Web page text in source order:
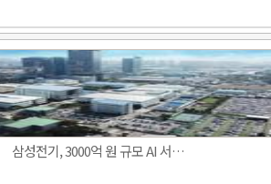
삼성전기, 3000억 원 규모 AI 서…